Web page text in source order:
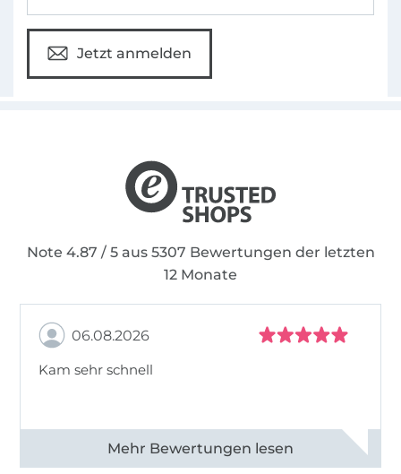
Jetzt anmelden
Note 4.87 / 5 aus 5307 Bewertungen der letzten
12 Monate
06.08.2026
Kam sehr schnell
Alle 82968 Bewertungen ansehen